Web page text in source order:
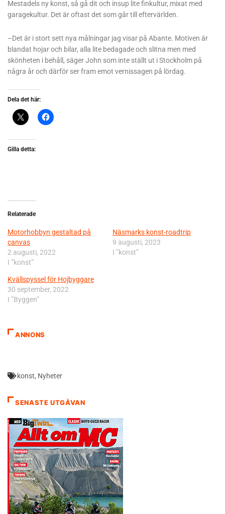
Mestadels ny konst, så gå dit och insup lite finkultur, mixat med
garagekultur. Det är oftast det som går till eftervärlden.
–Det är i stort sett nya målningar jag visar på Abante. Motiven är
blandat hojar och bilar, alla lite bedagade och slitna men med
skönheten i behåll, säger John som inte ställt ut i Stockholm på
några år och därför ser fram emot vernissagen på lördag.
Dela det här:
Gilla detta:
Relaterade
Motorhobbyn gestaltad på
canvas
2 augusti, 2022
I ”konst”
Näsmarks konst-roadtrip
9 augusti, 2023
I ”konst”
Kvällspyssel för Hojbyggare
30 september, 2022
I ”Byggen”
ANNONS
konst, Nyheter
SENASTE UTGÅVAN